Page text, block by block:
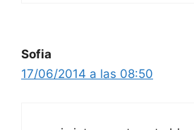
Sofia
17/06/2014 a las 08:50